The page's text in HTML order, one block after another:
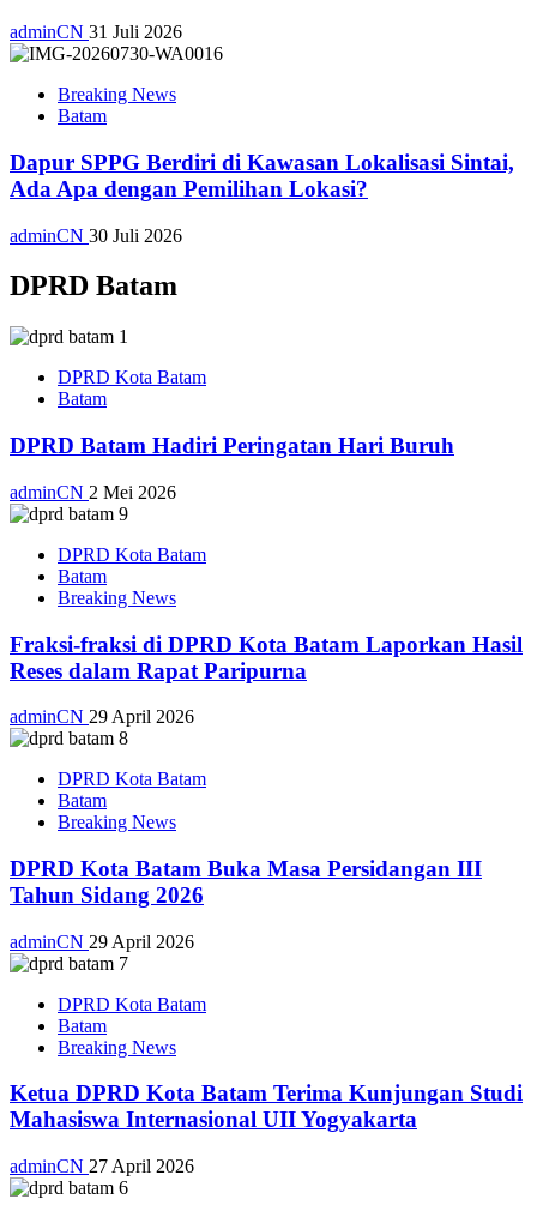
adminCN 31 Juli 2026
Breaking News
Batam
Dapur SPPG Berdiri di Kawasan Lokalisasi Sintai,
Ada Apa dengan Pemilihan Lokasi?
adminCN 30 Juli 2026
DPRD Batam
DPRD Kota Batam
Batam
DPRD Batam Hadiri Peringatan Hari Buruh
adminCN 2 Mei 2026
DPRD Kota Batam
Batam
Breaking News
Fraksi-fraksi di DPRD Kota Batam Laporkan Hasil
Reses dalam Rapat Paripurna
adminCN 29 April 2026
DPRD Kota Batam
Batam
Breaking News
DPRD Kota Batam Buka Masa Persidangan III
Tahun Sidang 2026
adminCN 29 April 2026
DPRD Kota Batam
Batam
Breaking News
Ketua DPRD Kota Batam Terima Kunjungan Studi
Mahasiswa Internasional UII Yogyakarta
adminCN 27 April 2026